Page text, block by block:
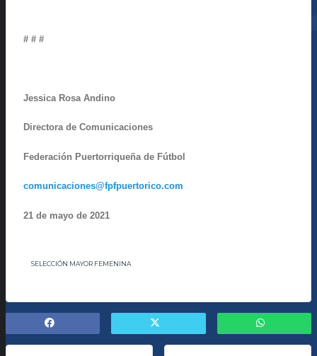
# # #
Jessica Rosa Andino
Directora de Comunicaciones
Federación Puertorriqueña de Fútbol
comunicaciones@fpfpuertorico.com
21 de mayo de 2021
SELECCIÓN MAYOR FEMENINA